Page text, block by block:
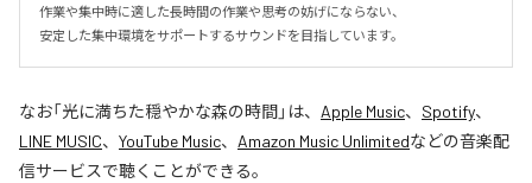
作業や集中時に適した長時間の作業や思考の妨げにならない、
安定した集中環境をサポートするサウンドを目指しています。
なお「光に満ちた穏やかな森の時間」は、 Apple Music、 Spotify、
LINE MUSIC、 YouTube Music、 Amazon Music Unlimitedなどの音楽配
信サービスで聴くことができる。